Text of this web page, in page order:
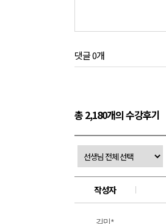
댓글 0개
총 2,180개의 수강후기
작성자